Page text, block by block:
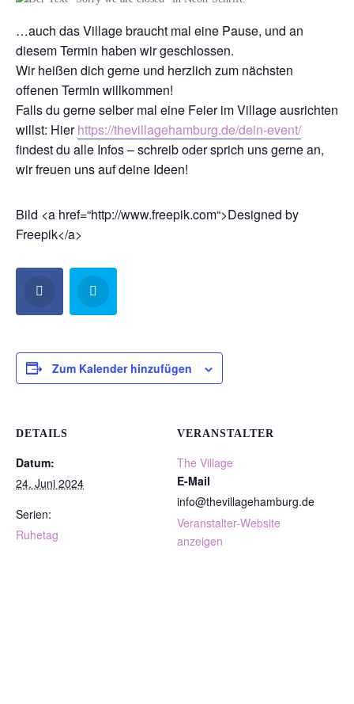
…auch das Village braucht mal eine Pause, und an
diesem Termin haben wir geschlossen.
Wir heißen dich gerne und herzlich zum nächsten
offenen Termin willkommen!
Falls du gerne selber mal eine Feier im Village ausrichten
willst: Hierhttps://thevillagehamburg.de/dein-event/
findest du alle Infos – schreib oder sprich uns gerne an,
wir freuen uns auf deine Ideen!
Bild <a href=“http://www.freepik.com“>Designed by
Freepik</a>
Zum Kalender hinzufügen
DETAILS
Datum:
24. Juni 2024
Serien:
Ruhetag
VERANSTALTER
The Village
E-Mail
info@thevillagehamburg.de
Veranstalter-Website
anzeigen